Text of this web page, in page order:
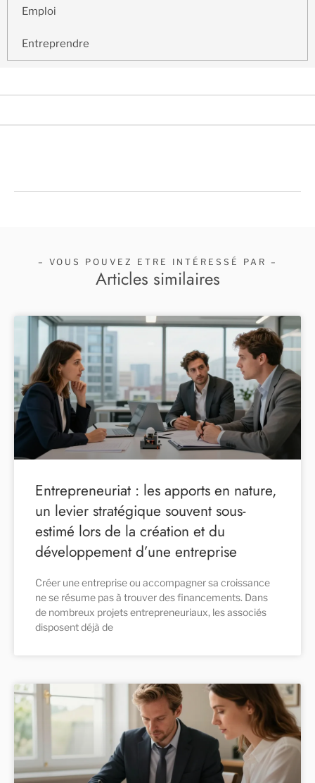
Emploi
Entreprendre
– VOUS POUVEZ ETRE INTÉRESSÉ PAR –
Articles similaires
Entrepreneuriat : les apports en nature,
un levier stratégique souvent sous-
estimé lors de la création et du
développement d’une entreprise
Créer une entreprise ou accompagner sa croissance
ne se résume pas à trouver des financements. Dans
de nombreux projets entrepreneuriaux, les associés
disposent déjà de